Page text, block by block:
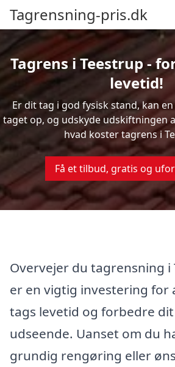
Tagrensning-pris.dk
Tagrens i Teestrup -
levetid!
Er dit tag i god fysisk stand, kan
taget op, og udskyde udskiftningen
hvad koster tagrens i
Få et tilbud, gratis og
Overvejer du tagrensning i
er en vigtig investering for
tags levetid og forbedre
udseende. Uanset om du
grundig rengøring eller